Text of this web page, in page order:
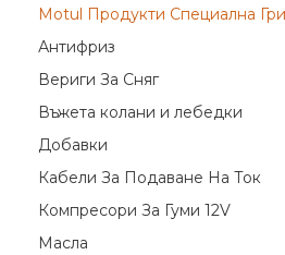
Motul Продукти Специална
Антифриз
Вериги За Сняг
Въжета колани и лебедки
Добавки
Кабели За Подаване На Ток
Компресори За Гуми 12V
Масла